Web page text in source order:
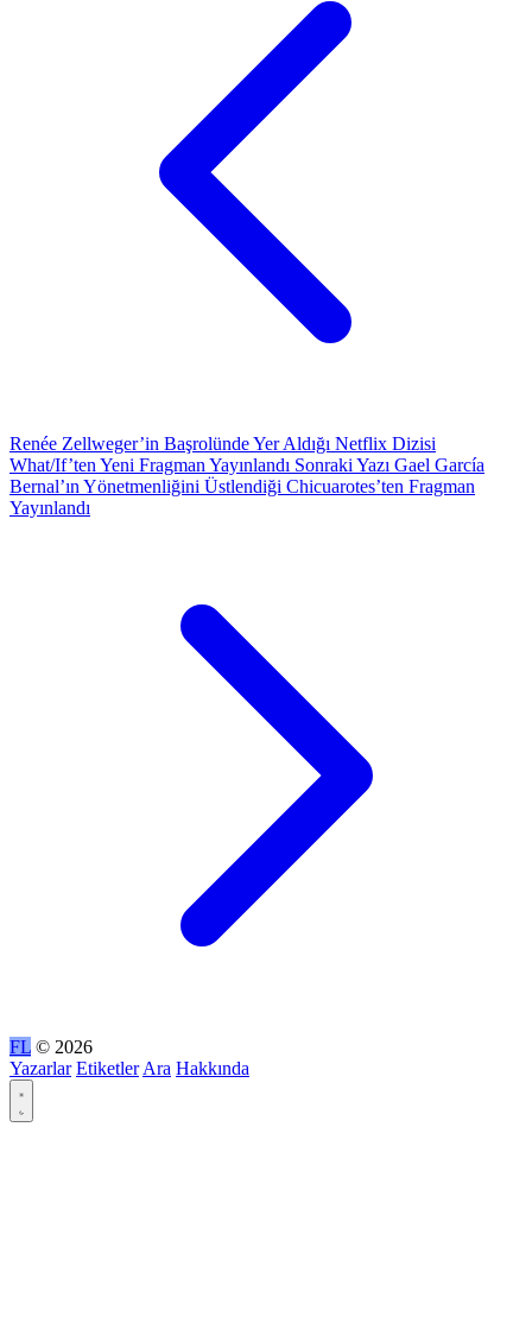
Renée Zellweger’in Başrolünde Yer Aldığı Netflix Dizisi
What/If’ten Yeni Fragman Yayınlandı Sonraki Yazı Gael García
Bernal’ın Yönetmenliğini Üstlendiği Chicuarotes’ten Fragman
Yayınlandı
FL © 2026
Yazarlar Etiketler Ara Hakkında